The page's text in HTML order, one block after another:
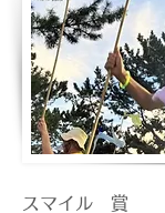
スマイル 賞